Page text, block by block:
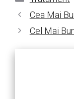
Cea Mai
Cel Mai